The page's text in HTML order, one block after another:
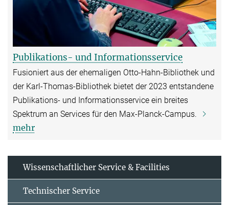
Publikations- und Informationsservice
Fusioniert aus der ehemaligen Otto-Hahn-Bibliothek und
der Karl-Thomas-Bibliothek bietet der 2023 entstandene
Publikations- und Informationsservice ein breites
Spektrum an Services für den Max-Planck-Campus.
mehr
Wissenschaftlicher Service & Facilities
Technischer Service